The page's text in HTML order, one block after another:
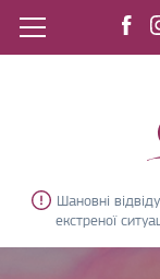
Шановні
екстреної